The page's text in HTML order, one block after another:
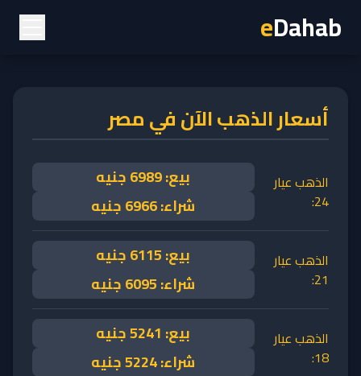
eDahab
أسعار الذهب الآن في مصر
الذهب عيار
24:
بيع:6989جنيه
شراء:6966جنيه
الذهب عيار
21:
بيع:6115جنيه
شراء:6095جنيه
الذهب عيار
18:
بيع: 5241جنيه
شراء:5224جنيه